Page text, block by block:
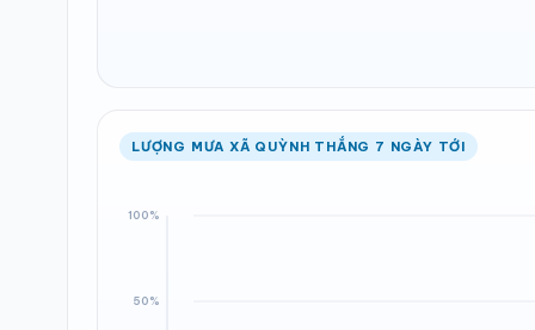
LƯỢNG MƯA XÃ QUỲNH THẮNG 7 NGÀY TỚI